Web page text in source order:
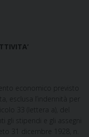
economico previsto
esclusa l’indennità per
33 (lettera a), del
stipendi e gli assegni
31 dicembre 1928, n.